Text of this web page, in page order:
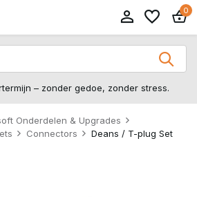
0
– zonder gedoe, zonder stress.
Onderdelen & Upgrades
Connectors Deans / T-plug Set